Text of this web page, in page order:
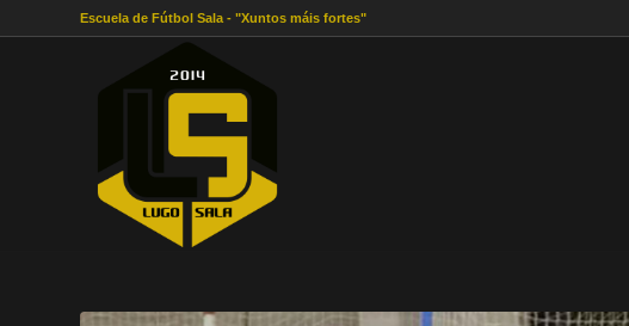
Escuela de Fútbol Sala - "Xuntos máis fortes"